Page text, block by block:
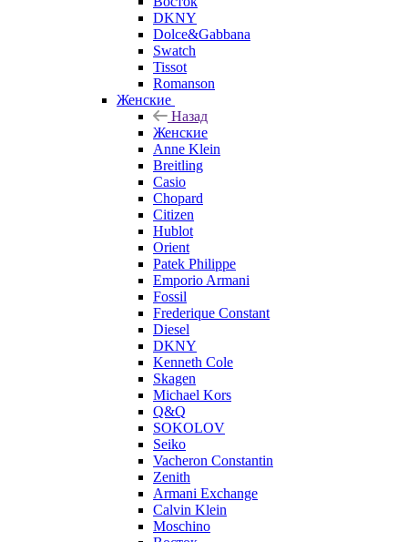
DKNY
Dolce&Gabbana
Swatch
Tissot
Romanson
Женские
Назад
Женские
Anne Klein
Breitling
Casio
Chopard
Citizen
Hublot
Orient
Patek Philippe
Emporio Armani
Fossil
Frederique Constant
Diesel
DKNY
Kenneth Cole
Skagen
Michael Kors
Q&Q
SOKOLOV
Seiko
Vacheron Constantin
Zenith
Armani Exchange
Calvin Klein
Moschino